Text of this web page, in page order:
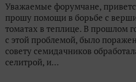
Уважаемые форумчане,
прошу помощи в борьбе с
томатах в теплице. В прошлом
с этой проблемой, было
совету семидачников
селитрой, и...